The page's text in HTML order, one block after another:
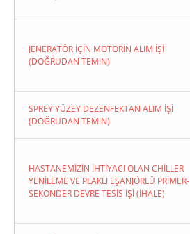
JENERATÖR İÇİN MOTORİN ALIM İŞİ
(DOĞRUDAN TEMIN)
SPREY YÜZEY DEZENFEKTAN ALIM İŞİ
(DOĞRUDAN TEMIN)
HASTANEMİZİN İHTİYACI OLAN CHİLLER
YENİLEME VE PLAKLI EŞANJÖRLÜ PRİMER-
SEKONDER DEVRE TESİS İŞİ (İHALE)